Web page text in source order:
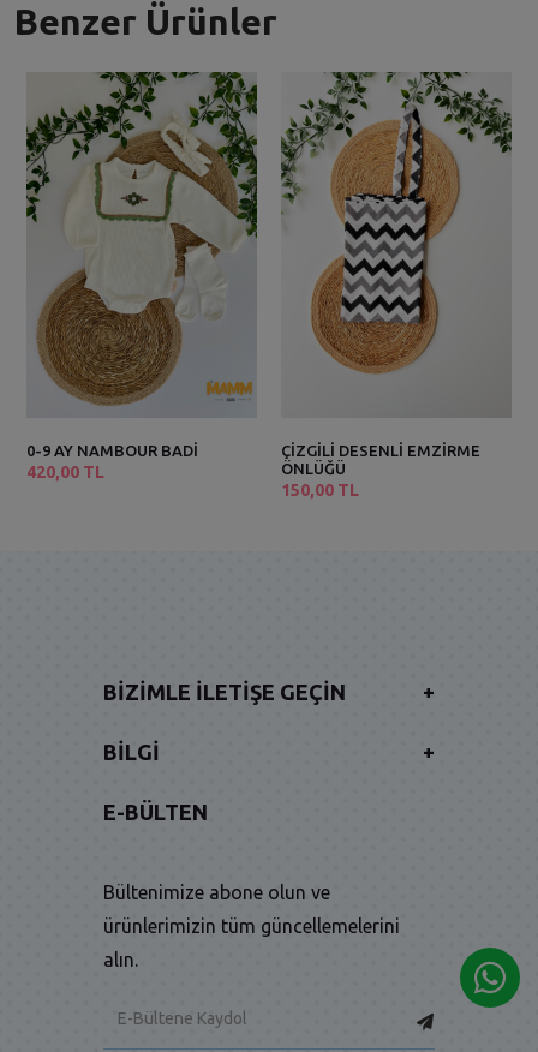
Benzer Ürünler
0-9 AY NAMBOUR BADİ
420,00 TL
ÇİZGİLİ DESENLİ EMZİRME
ÖNLÜĞÜ
150,00 TL
BIZIMLE İLETIŞE GEÇIN +
BILGI +
E-BÜLTEN
Bültenimize abone olun ve
ürünlerimizin tüm güncellemelerini
alın.